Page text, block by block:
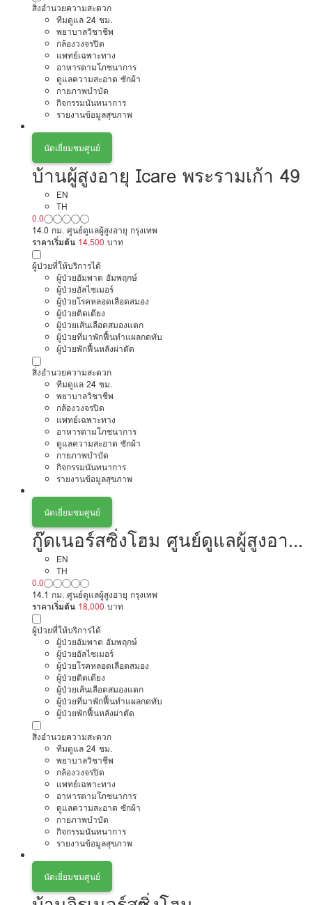
สิ่งอำนวยความสะดวก
ทีมดูแล 24 ชม.
พยาบาลวิชาชีพ
กล้องวงจรปิด
แพทย์เฉพาะทาง
อาหารตามโภชนาการ
ดูแลความสะอาด ซักผ้า
กายภาพบำบัด
กิจกรรมนันทนาการ
รายงานข้อมูลสุขภาพ
นัดเยี่ยมชมศูนย์
บ้านผู้สูงอายุ Icare พระรามเก้า 49
EN
TH
0.0
14.0 กม. ศูนย์ดูแลผู้สูงอายุ กรุงเทพ
ราคาเริ่มต้น 14,500 บาท
ผู้ป่วยที่ให้บริการได้
ผู้ป่วยอัมพาต อัมพฤกษ์
ผู้ป่วยอัลไซเมอร์
ผู้ป่วยโรคหลอดเลือดสมอง
ผู้ป่วยติดเตียง
ผู้ป่วยเส้นเลือดสมองแตก
ผู้ป่วยที่มาพักฟื้นทำแผลกดทับ
ผู้ป่วยพักฟื้นหลังผ่าตัด
สิ่งอำนวยความสะดวก
ทีมดูแล 24 ชม.
พยาบาลวิชาชีพ
กล้องวงจรปิด
แพทย์เฉพาะทาง
อาหารตามโภชนาการ
ดูแลความสะอาด ซักผ้า
กายภาพบำบัด
กิจกรรมนันทนาการ
รายงานข้อมูลสุขภาพ
นัดเยี่ยมชมศูนย์
กู๊ดเนอร์สซิ่งโฮม ศูนย์ดูแลผู้สูงอายุ
พระราม2
EN
TH
0.0
14.1 กม. ศูนย์ดูแลผู้สูงอายุ กรุงเทพ
ราคาเริ่มต้น 18,000 บาท
ผู้ป่วยที่ให้บริการได้
ผู้ป่วยอัมพาต อัมพฤกษ์
ผู้ป่วยอัลไซเมอร์
ผู้ป่วยโรคหลอดเลือดสมอง
ผู้ป่วยติดเตียง
ผู้ป่วยเส้นเลือดสมองแตก
ผู้ป่วยที่มาพักฟื้นทำแผลกดทับ
ผู้ป่วยพักฟื้นหลังผ่าตัด
สิ่งอำนวยความสะดวก
ทีมดูแล 24 ชม.
พยาบาลวิชาชีพ
กล้องวงจรปิด
แพทย์เฉพาะทาง
อาหารตามโภชนาการ
ดูแลความสะอาด ซักผ้า
กายภาพบำบัด
กิจกรรมนันทนาการ
รายงานข้อมูลสุขภาพ
นัดเยี่ยมชมศูนย์